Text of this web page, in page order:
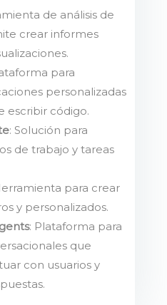
de análisis de
crear informes
para
personalizadas
escribir código.
: Solución para
de trabajo y tareas
para crear
y personalizados.
: Plataforma para
que
con usuarios y